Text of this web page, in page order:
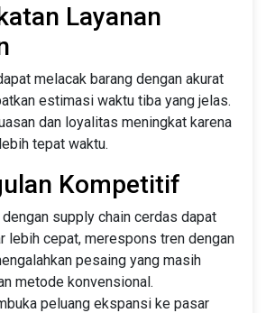
Layanan
melacak barang dengan akurat
estimasi waktu tiba yang jelas.
dan loyalitas meningkat karena
tepat waktu.
Kompetitif
dengan supply chain cerdas dapat
lebih cepat, merespons tren dengan
pesaing yang masih
metode konvensional.
peluang ekspansi ke pasar